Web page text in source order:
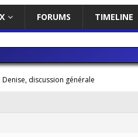
FORUMS TIMELINE
Denise, discussion générale